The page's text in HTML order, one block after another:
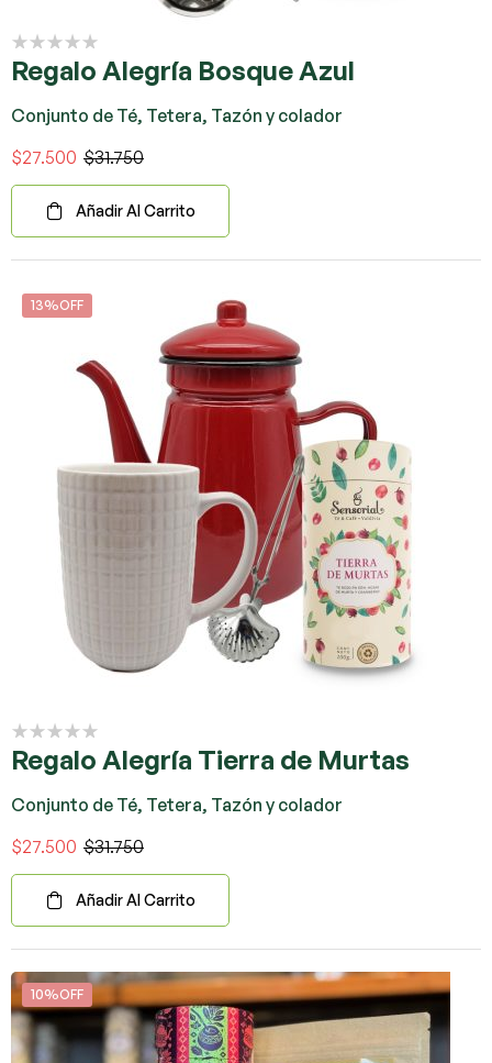
Regalo Alegría Bosque Azul
Conjunto de Té, Tetera, Tazón y colador
$31.750
$27.500
Añadir Al Carrito
13%OFF
Regalo Alegría Tierra de Murtas
Conjunto de Té, Tetera, Tazón y colador
$31.750
$27.500
Añadir Al Carrito
10%OFF